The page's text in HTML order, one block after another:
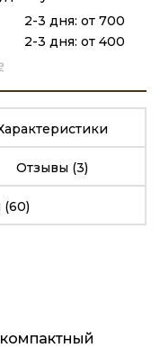
2-3 дня: от 700
2-3 дня: от 400
Отзывы (3)
(60)